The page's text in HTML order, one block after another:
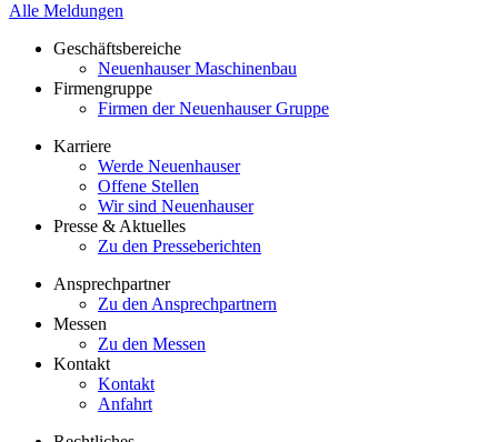
Alle Meldungen
Geschäftsbereiche
Neuenhauser Maschinenbau
Firmengruppe
Firmen der Neuenhauser Gruppe
Karriere
Werde Neuenhauser
Offene Stellen
Wir sind Neuenhauser
Presse & Aktuelles
Zu den Presseberichten
Ansprechpartner
Zu den Ansprechpartnern
Messen
Zu den Messen
Kontakt
Kontakt
Anfahrt